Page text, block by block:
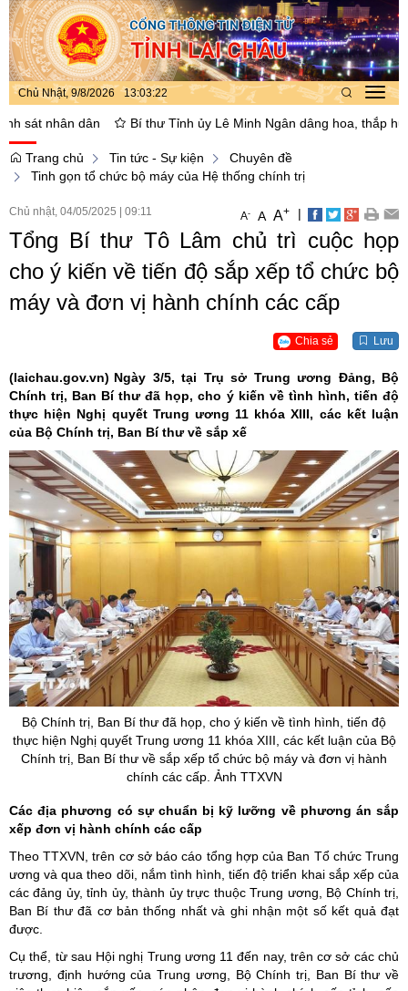
Chủ Nhật, 9/8/2026 13:03:23
nhân dân Bí thư Tỉnh ủy Lê Minh Ngân dâng hoa, thắp hương
Trang chủ Tin tức - Sự kiện
Chuyên đề
Tinh gọn tổ chức bộ máy của Hệ thống chính trị
Chủ nhật, 04/05/2025 09:11 A- A A+ |
Tổng Bí thư Tô Lâm chủ trì cuộc họp
cho ý kiến về tiến độ sắp xếp tổ chức bộ
máy và đơn vị hành chính các cấp
Chia sẻ Lưu
(laichau.gov.vn) Ngày 3/5, tại Trụ sở Trung ương Đảng, Bộ
Chính trị, Ban Bí thư đã họp, cho ý kiến về tình hình, tiến độ
thực hiện Nghị quyết Trung ương 11 khóa XIII, các kết luận
của Bộ Chính trị, Ban Bí thư về sắp xế
Bộ Chính trị, Ban Bí thư đã họp, cho ý kiến về tình hình, tiến độ
thực hiện Nghị quyết Trung ương 11 khóa XIII, các kết luận của Bộ
Chính trị, Ban Bí thư về sắp xếp tổ chức bộ máy và đơn vị hành
chính các cấp. Ảnh TTXVN
Các địa phương có sự chuẩn bị kỹ lưỡng về phương án sắp
xếp đơn vị hành chính các cấp
Theo TTXVN, trên cơ sở báo cáo tổng hợp của Ban Tổ chức Trung
ương và qua theo dõi, nắm tình hình, tiến độ triển khai sắp xếp của
các đảng ủy, tỉnh ủy, thành ủy trực thuộc Trung ương, Bộ Chính trị,
Ban Bí thư đã cơ bản thống nhất và ghi nhận một số kết quả đạt
được.
Cụ thể, từ sau Hội nghị Trung ương 11 đến nay, trên cơ sở các chủ
trương, định hướng của Trung ương, Bộ Chính trị, Ban Bí thư về